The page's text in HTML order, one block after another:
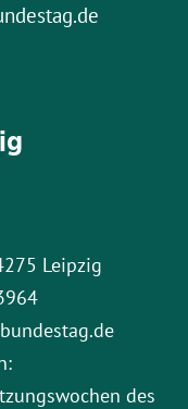
Leipzig
des